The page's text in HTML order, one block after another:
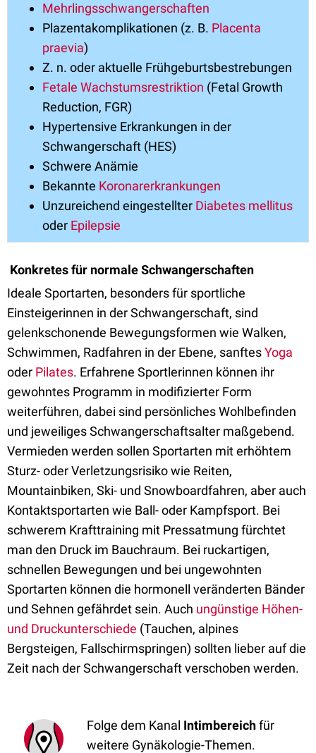
Mehrlingsschwangerschaften
Plazentakomplikationen (z. B. Placenta
praevia)
Z. n. oder aktuelle Frühgeburtsbestrebungen
Fetale Wachstumsrestriktion (Fetal Growth
Reduction, FGR)
Hypertensive Erkrankungen in der
Schwangerschaft (HES)
Schwere Anämie
Bekannte Koronarerkrankungen
Unzureichend eingestellter Diabetes mellitus
oder Epilepsie
Konkretes für normale Schwangerschaften
Ideale Sportarten, besonders für sportliche
Einsteigerinnen in der Schwangerschaft, sind
gelenkschonende Bewegungsformen wie Walken,
Schwimmen, Radfahren in der Ebene, sanftesYoga
oder Pilates. Erfahrene Sportlerinnen können ihr
gewohntes Programm in modifizierter Form
weiterführen, dabei sind persönliches Wohlbefinden
und jeweiliges Schwangerschaftsalter maßgebend.
Vermieden werden sollen Sportarten mit erhöhtem
Sturz- oder Verletzungsrisiko wie Reiten,
Mountainbiken, Ski- und Snowboardfahren, aber auch
Kontaktsportarten wie Ball- oder Kampfsport. Bei
schwerem Krafttraining mit Pressatmung fürchtet
man den Druck im Bauchraum. Bei ruckartigen,
schnellen Bewegungen und bei ungewohnten
Sportarten können die hormonell veränderten Bänder
und Sehnen gefährdet sein. Auch ungünstige Höhen-
und Druckunterschiede (Tauchen, alpines
Bergsteigen, Fallschirmspringen) sollten lieber auf die
Zeit nach der Schwangerschaft verschoben werden.
Folge dem Kanal Intimbereichfür
weitere Gynäkologie-Themen.